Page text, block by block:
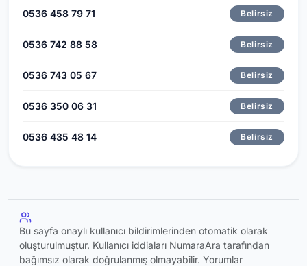
0536 458 79 71 Belirsiz
0536 742 88 58 Belirsiz
0536 743 05 67 Belirsiz
0536 350 06 31 Belirsiz
0536 435 48 14 Belirsiz
Bu sayfa onaylı kullanıcı bildirimlerinden otomatik olarak
oluşturulmuştur. Kullanıcı iddiaları NumaraAra tarafından
bağımsız olarak doğrulanmış olmayabilir. Yorumlar